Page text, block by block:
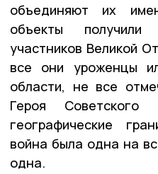
объединяют их
объекты
участников Великой
все они уроженцы
области, не все
Героя
географические
война была одна на
одна.